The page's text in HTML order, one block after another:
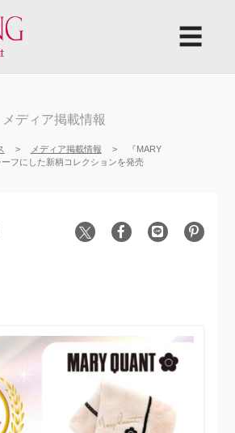
☰
メディア掲載情報
メディア掲載情報
『MARY
フにした新柄コレクションを発売